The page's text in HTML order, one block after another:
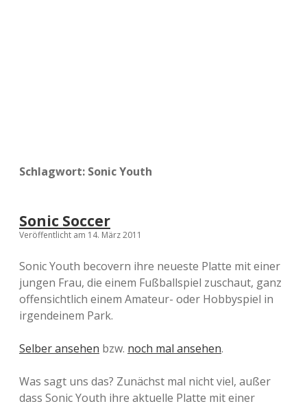
Schlagwort: Sonic Youth
Sonic Soccer
Veröffentlicht am 14. März 2011
Sonic Youth becovern ihre neueste Platte mit einer
jungen Frau, die einem Fußballspiel zuschaut, ganz
offensichtlich einem Amateur- oder Hobbyspiel in
irgendeinem Park.
Selber ansehen bzw. noch mal ansehen.
Was sagt uns das? Zunächst mal nicht viel, außer
dass Sonic Youth ihre aktuelle Platte mit einer